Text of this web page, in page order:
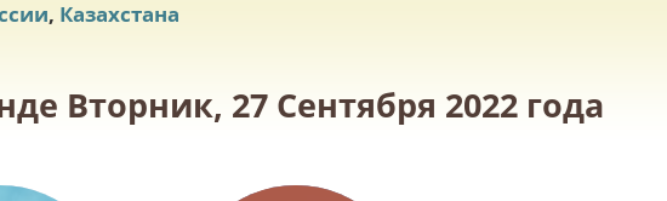
, Казахстана
Вторник, 27 Сентября 2022 года